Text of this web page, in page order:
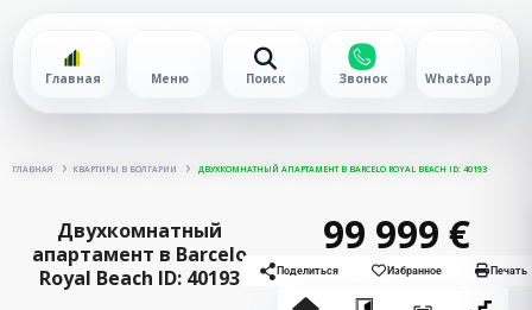
Главная Меню Поиск Звонок WhatsApp
ГЛАВНАЯ КВАРТИРЫ В БОЛГАРИИ ДВУХКОМНАТНЫЙ АПАРТАМЕНТ В BARCELO ROYAL BEACH ID: 40193
Двухкомнатный
апартамент в Barcelo
Royal Beach ID: 40193
99 999 €
Поделиться Избранное Печать